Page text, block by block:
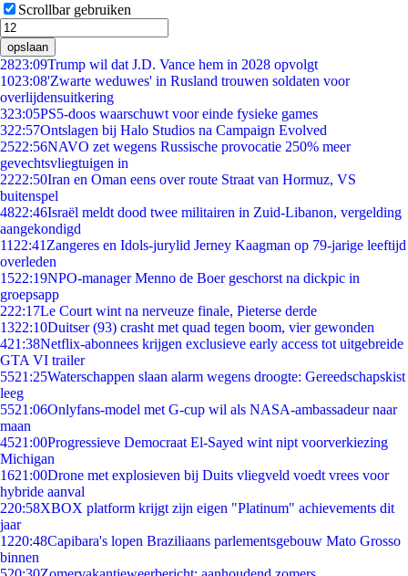
Scrollbar gebruiken
opslaan
2823:09Trump wil dat J.D. Vance hem in 2028 opvolgt
1023:08'Zwarte weduwes' in Rusland trouwen soldaten voor
overlijdensuitkering
323:05PS5-doos waarschuwt voor einde fysieke games
322:57Ontslagen bij Halo Studios na Campaign Evolved
2522:56NAVO zet wegens Russische provocatie 250% meer
gevechtsvliegtuigen in
2222:50Iran en Oman eens over route Straat van Hormuz, VS
buitenspel
4822:46Israël meldt dood twee militairen in Zuid-Libanon, vergelding
aangekondigd
11 22:41 Zangeres en Idols-jurylid Jerney Kaagman op 79-jarige leeftijd
overleden
1522:19NPO-manager Menno de Boer geschorst na dickpic in
groepsapp
222:17Le Court wint na nerveuze finale, Pieterse derde
1322:10Duitser (93) crasht met quad tegen boom, vier gewonden
421:38Netflix-abonnees krijgen exclusieve early access tot uitgebreide
GTA VI trailer
5521:25Waterschappen slaan alarm wegens droogte: Gereedschapskist
leeg
5521:06Onlyfans-model met G-cup wil als NASA-ambassadeur naar
maan
4521:00Progressieve Democraat El-Sayed wint nipt voorverkiezing
Michigan
1621:00Drone met explosieven bij Duits vliegveld voedt vrees voor
hybride aanval
220:58XBOX platform krijgt zijn eigen "Platinum" achievements dit
jaar
1220:48Capibara's lopen Braziliaans parlementsgebouw Mato Grosso
binnen